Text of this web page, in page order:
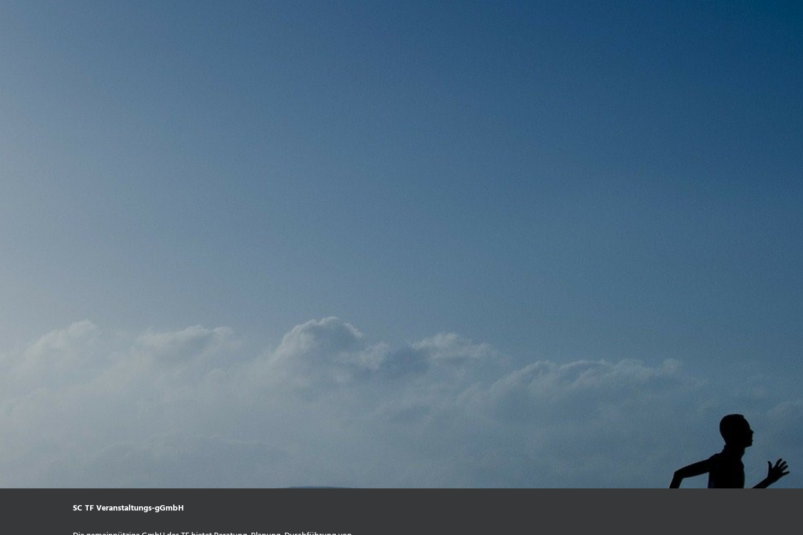
SC TF Veranstaltungs-gGmbH